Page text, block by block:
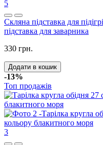
5
Скляна підставка для
підставка для заварника
330 грн.
Додати в кошик
-13%
Топ продажів
3